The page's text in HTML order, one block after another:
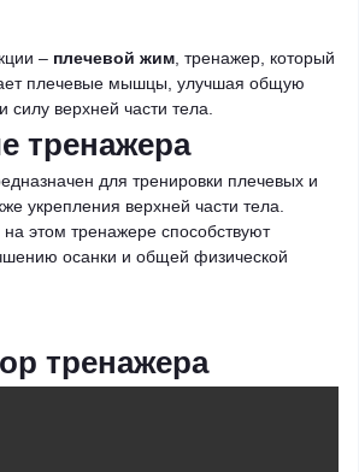
– плечевой жим , тренажер, который
плечевые мышцы, улучшая общую
верхней части тела.
тренажера
для тренировки плечевых и
укрепления верхней части тела.
этом тренажере способствуют
осанки и общей физической
тренажера